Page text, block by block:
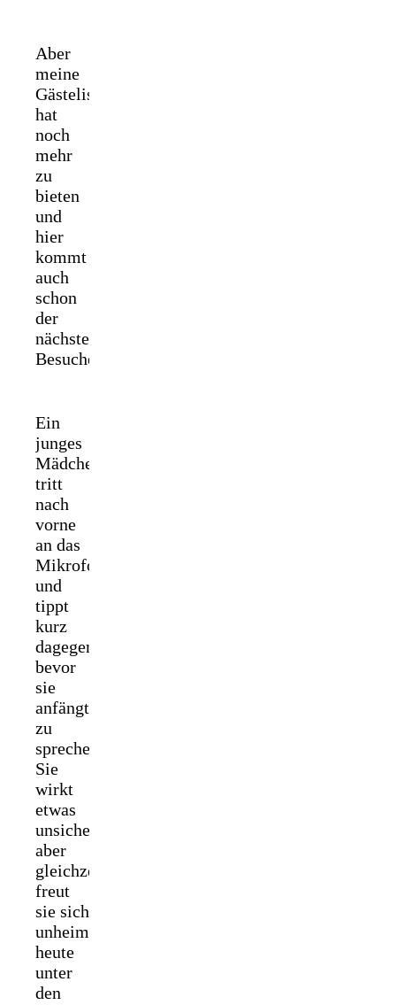
Aber
meine
Gästeliste
hat
noch
mehr
zu
bieten
und
hier
kommt
auch
schon
der
nächste
Besucher:
Ein
junges
Mädchen
tritt
nach
vorne
an das
Mikrofon
und
tippt
kurz
dagegen,
bevor
sie
anfängt
zu
sprechen.
Sie
wirkt
etwas
unsicher,
aber
gleichzeitig
freut
sie sich
unheimlich
heute
unter
den